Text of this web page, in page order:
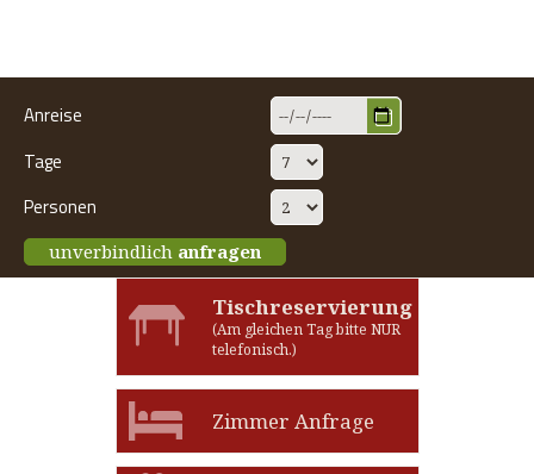
Anreise
Tage
Personen
unverbindlich anfragen
Tischreservierung
(Am gleichen Tag bitte NUR
telefonisch.)
Zimmer Anfrage